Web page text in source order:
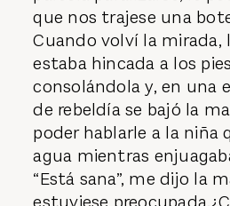
que nos trajese una
Cuando volví la mirada,
estaba hincada a los
consolándola y, en una
de rebeldía se bajó la
poder hablarle a la niña
agua mientras
“Está sana”, me dijo la